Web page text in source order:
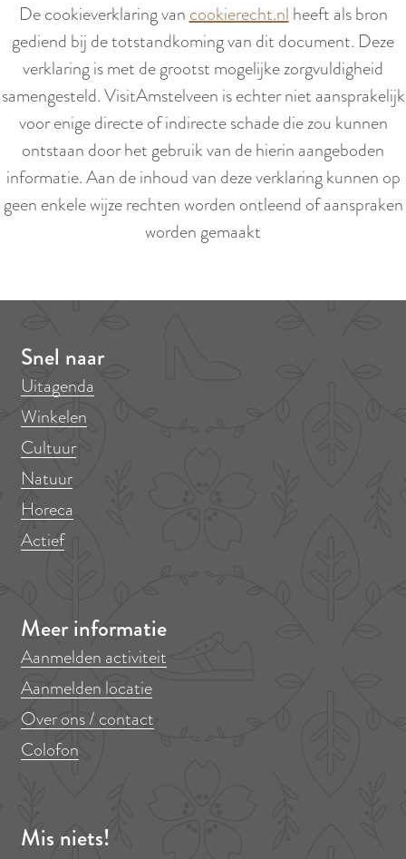
De cookieverklaring vancookierecht.nlheeft als bron
gediend bij de totstandkoming van dit document. Deze
verklaring is met de grootst mogelijke zorgvuldigheid
samengesteld. VisitAmstelveen is echter niet aansprakelijk
voor enige directe of indirecte schade die zou kunnen
ontstaan door het gebruik van de hierin aangeboden
informatie. Aan de inhoud van deze verklaring kunnen op
geen enkele wijze rechten worden ontleend of aanspraken
worden gemaakt
Snel naar
Uitagenda
Winkelen
Cultuur
Natuur
Horeca
Actief
Meer informatie
Aanmelden activiteit
Aanmelden locatie
Over ons / contact
Colofon
Mis niets!